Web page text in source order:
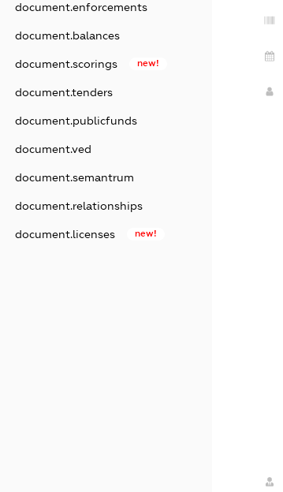
document.enforcements
document.balances
document.scorings new!
document.tenders
document.publicfunds
document.ved
document.semantrum
document.relationships
document.licenses new!